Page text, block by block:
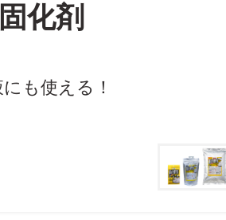
化剤
も使える！